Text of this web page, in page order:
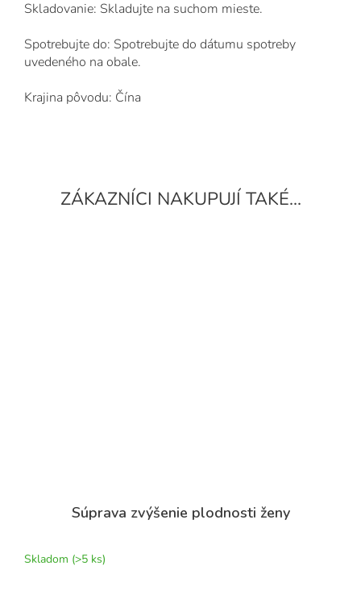
Súprava zvýšenie plodnosti ženy
Skladom (>5 ks)
Skladovanie: Skladujte na suchom mieste.
Spotrebujte do: Spotrebujte do dátumu spotreby
uvedeného na obale.
Krajina pôvodu: Čína